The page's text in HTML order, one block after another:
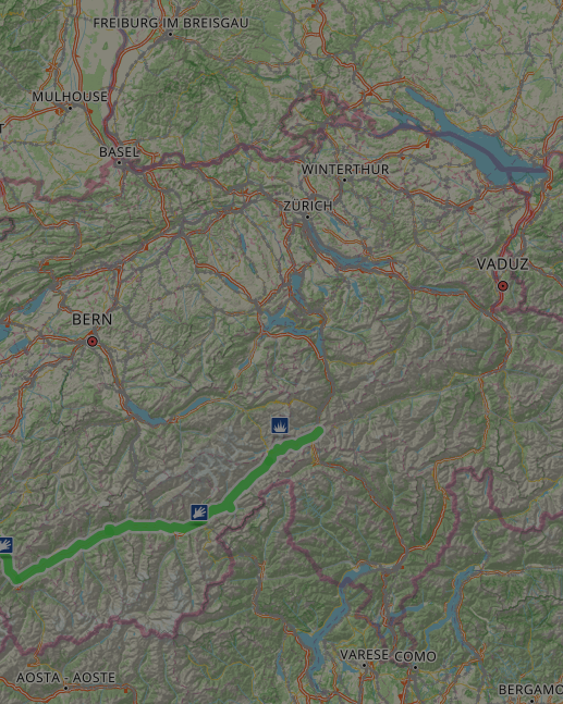
Strictement nécessaires Performance Ciblage Fonctionnalité
Les cookies strictement nécessaires habilitent des fonctionnalités de base du site Web telles que
la gestion des comptes. Le site Web ne peut pas être utilisé correctement sans les cookies
Nom
Fournisseur /
Domaine
Expiration Description
csrftoken .instagram.com
1 an 1
mois
This cookie is associated with the
platform for Python. It is designed
at particular type of software attack
cf_chl_rc_i
Cloudflare, Inc.
gleam.io
59
minutes
42
secondes
This cookie is associated with
tests, which are used to ensure that
legitimate and not coming from
Cloudflare's security features.
__cf_bm
Cloudflare Inc.
.vimeo.com
29
minutes
50
secondes
This cookie is used to distinguish
This is beneficial for the website, in
on the use of their website.
__cf_bm
Cloudflare Inc.
.gleam.io
29
minutes
44
secondes
This cookie is used to distinguish
This is beneficial for the website, in
on the use of their website.
AWSALBCORS
Amazon.com Inc.
analytics.sitewit.com
1 semaine
For continued stickiness support
Chromium update, we are creating
for each of these duration-based
AWSALBCORS (ALB).
ASP.NET_SessionId
Microsoft
Corporation
analytics.sitewit.com
Session
General purpose platform session
with Miscrosoft .NET based
maintain an anonymised user
li_gc
LinkedIn
Corporation
.linkedin.com
5 mois 4
semaines
Utilisé pour stocker le
cookies à des fins non essentielles
CookieScriptConsent
CookieScript
11 mois 4
semaines
Ce cookie est utilisé par le service
mémoriser les préférences de
Politique de confidentialité de Google